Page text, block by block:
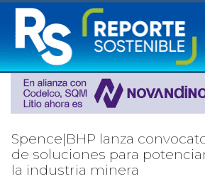
Spence|BHP lanza
de soluciones para
la industria minera